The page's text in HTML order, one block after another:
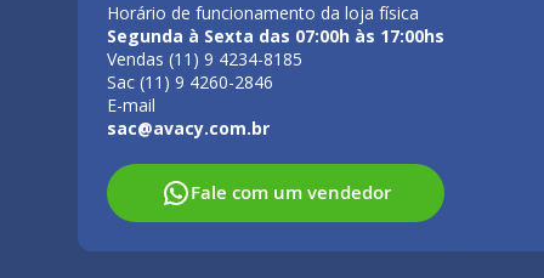
Horário de funcionamento da loja física
Segunda à Sexta das 07:00h às 17:00hs
Vendas (11) 9 4234-8185
Sac (11) 9 4260-2846
E-mail
sac@avacy.com.br
Fale com um vendedor